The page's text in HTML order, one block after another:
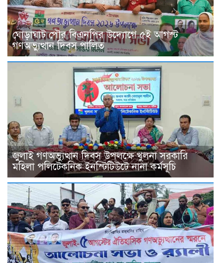
ঘোড়াঘাট পৌর বিএনপির উদ্যোগে ৫ই আগস্ট
গণঅভ্যুত্থান দিবস পালিত
জুলাই গণঅভ্যুত্থান দিবস উপলক্ষে খুলনা সরকারি
মহিলা পলিটেকনিক ইনস্টিটিউটে নানা কর্মসূচি